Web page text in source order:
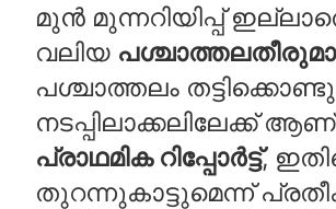
മുന്‍ മുന്നറിയിപ്പ്
വലിയ
പശ്ചാത്തലം
നടപ്പിലാക്കലിലേക്ക്
പ്രാഥമിക റിപ്പോർട്ട്,
തുറന്നുകാട്ടുമെന്ന്